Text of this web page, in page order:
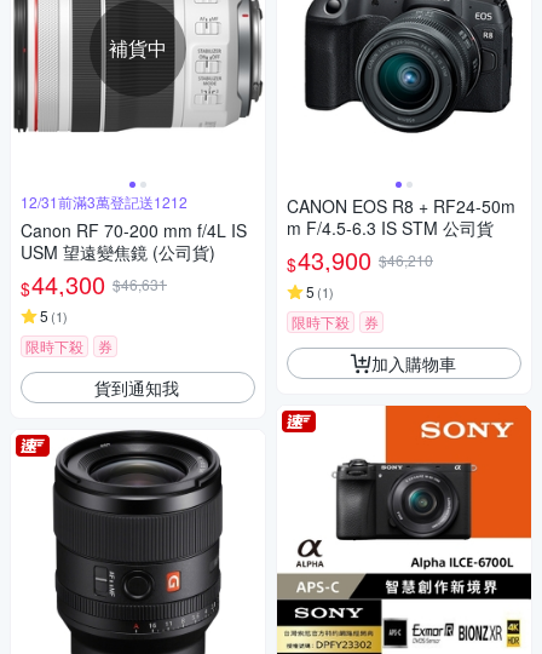
補貨中
12/31前滿3萬登記送1212
Canon RF 70-200 mm f/4L IS
USM 望遠變焦鏡 (公司貨)
$44,300 $46,631
5 (1)
限時下殺 券
貨到通知我
CANON EOS R8 + RF24-50m
m F/4.5-6.3 IS STM 公司貨
$43,900 $46,210
5 (1)
限時下殺 券
加入購物車